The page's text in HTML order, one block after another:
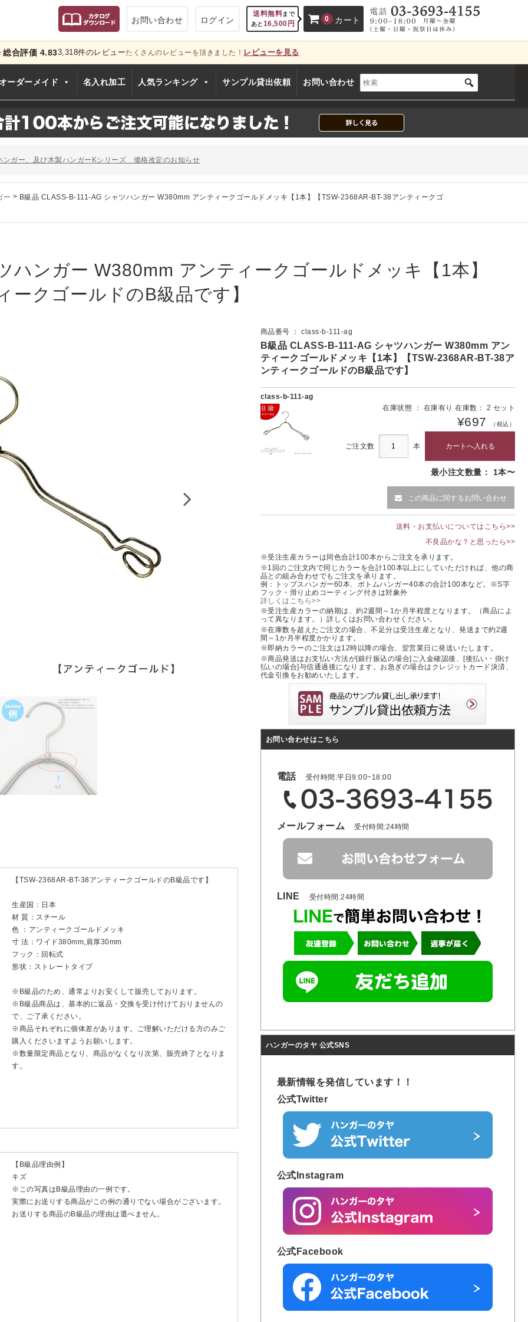
お問い合わせ ログイン
送料無料まで
あと16,500 円
0 カート
只今、カートに商品はございません。
総合評価 4.833,318件のレビューたくさんのレビューを頂きました！ レビューを見る
ーダーメイド 名入れ加工 人気ランキング サンプル貸出依頼 お問い合わせ
知らせ
、およびディスプレイスタンド価格改定のお知らせ
ーズ価格改定のお知らせ
ンガー、及び木製ハンガーKシリーズ 価格改定のお知らせ
知らせ
ー > B級品 CLASS-B-111-AG シャツハンガー W380mm アンティークゴールドメッキ【1本】【TSW-2368AR-BT-38アンティークゴ
ハンガー W380mm アンティークゴールドメッキ【1本】
クゴールドのB級品です】
【TSW-2368AR-BT-38アンティークゴールドのB級品です】
生産国：日本
材 質：スチール
色 ：アンティークゴールドメッキ
寸 法：ワイド380mm,肩厚30mm
フック：回転式
形状：ストレートタイプ
※B級品のため、通常よりお安くして販売しております。
※B級品商品は、基本的に返品・交換を受け付けておりませんの
で、ご了承ください。
※商品それぞれに個体差があります。ご理解いただける方のみご
購入くださいますようお願いします。
※数量限定商品となり、商品がなくなり次第、販売終了となりま
す。
【B級品理由例】
キズ
※この写真はB級品理由の一例です。
実際にお送りする商品がこの例の通りでない場合がございます。
お送りする商品のB級品の理由は選べません。
商品番号 ： class-b-111-ag
B級品 CLASS-B-111-AG シャツハンガー W380mm アン
ティークゴールドメッキ【1本】【TSW-2368AR-BT-38ア
ンティークゴールドのB級品です】
class-b-111-ag
在庫状態 ： 在庫有り 在庫数： 2 セット
¥697 （税込）
ご注文数 本
最小注文数量： 1本〜
この商品に関するお問い合わせ
送料・お支払いについてはこちら>>
不良品かな？と思ったら>>
※受注生産カラーは同色合計100本からご注文を承ります。
※1回のご注文内で同じカラーを合計100本以上にしていただければ、他の商
品との組み合わせでもご注文を承ります。
例：トップスハンガー60本、ボトムハンガー40本の合計100本など。※S字
フック・滑り止めコーティング付きは対象外
詳しくはこちら>>
※受注生産カラーの納期は、約2週間～1か月半程度となります。（商品によ
って異なります。）詳しくはお問い合わせください。
※在庫数を超えたご注文の場合、不足分は受注生産となり、発送まで約2週
間～1か月半程度かかります。
※即納カラーのご注文は12時以降の場合、翌営業日に発送いたします。
※商品発送はお支払い方法が[銀行振込の場合]ご入金確認後、[後払い・掛け
払いの場合]与信通過後になります。お急ぎの場合はクレジットカード決済、
代金引換をお勧めいたします。
お問い合わせはこちら
電話 受付時間:平日9:00~18:00
メールフォーム 受付時間:24時間
LINE 受付時間:24時間
ハンガーのタヤ 公式SNS
最新情報を発信しています！！
公式Twitter
公式Instagram
公式Facebook